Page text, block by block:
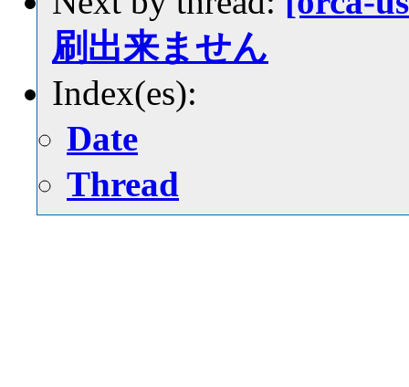
刷出来ません
Index(es):
Date
Thread